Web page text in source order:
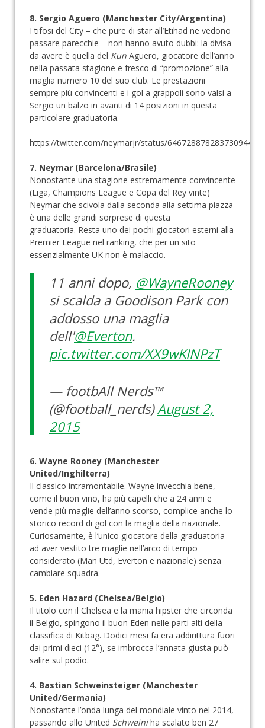
8. Sergio Aguero (Manchester City/Argentina)
I tifosi del City – che pure di star all’Etihad ne vedono
passare parecchie – non hanno avuto dubbi: la divisa
da avere è quella del Kun Aguero, giocatore dell’anno
nella passata stagione e fresco di “promozione” alla
maglia numero 10 del suo club. Le prestazioni
sempre più convincenti e i gol a grappoli sono valsi a
Sergio un balzo in avanti di 14 posizioni in questa
particolare graduatoria.
https://twitter.com/neymarjr/status/646728878283730944
7. Neymar (Barcelona/Brasile)
Nonostante una stagione estremamente convincente
(Liga, Champions League e Copa del Rey vinte)
Neymar che scivola dalla seconda alla settima piazza
è una delle grandi sorprese di questa
graduatoria. Resta uno dei pochi giocatori esterni alla
Premier League nel ranking, che per un sito
essenzialmente UK non è malaccio.
11 anni dopo, @WayneRooney
si scalda a Goodison Park con
addosso una maglia
dell'@Everton.
pic.twitter.com/XX9wKINPzT
— footbAll Nerds™
(@football_nerds)August 2,
2015
6. Wayne Rooney (Manchester
United/Inghilterra)
Il classico intramontabile. Wayne invecchia bene,
come il buon vino, ha più capelli che a 24 anni e
vende più maglie dell’anno scorso, complice anche lo
storico record di gol con la maglia della nazionale.
Curiosamente, è l’unico giocatore della graduatoria
ad aver vestito tre maglie nell’arco di tempo
considerato (Man Utd, Everton e nazionale) senza
cambiare squadra.
5. Eden Hazard (Chelsea/Belgio)
Il titolo con il Chelsea e la mania hipster che circonda
il Belgio, spingono il buon Eden nelle parti alti della
classifica di Kitbag. Dodici mesi fa era addirittura fuori
dai primi dieci (12°), se imbrocca l’annata giusta può
salire sul podio.
4. Bastian Schweinsteiger (Manchester
United/Germania)
Nonostante l’onda lunga del mondiale vinto nel 2014,
passando allo United Schweiniha scalato ben 27